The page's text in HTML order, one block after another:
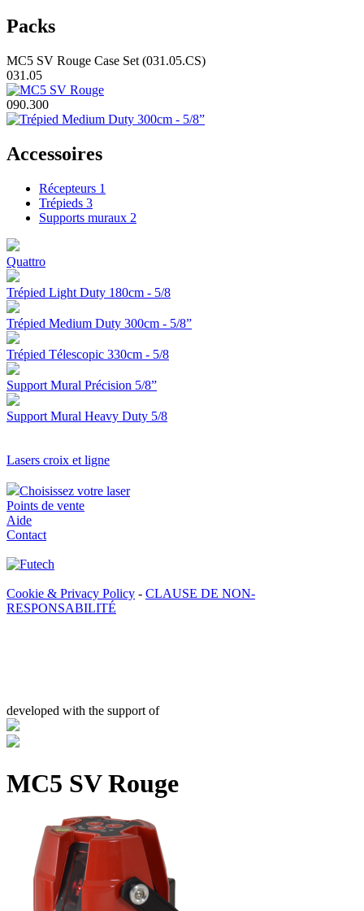
Packs
MC5 SV Rouge Case Set (031.05.CS)
031.05
090.300
Accessoires
Récepteurs 1
Trépieds 3
Supports muraux 2
Quattro
Trépied Light Duty 180cm - 5/8
Trépied Medium Duty 300cm - 5/8”
Trépied Télescopic 330cm - 5/8
Support Mural Précision 5/8”
Support Mural Heavy Duty 5/8
Lasers croix et ligne
Choisissez votre laser
Points de vente
Aide
Contact
Cookie & Privacy Policy - CLAUSE DE NON-
RESPONSABILITÉ
developed with the support of
MC5 SV Rouge